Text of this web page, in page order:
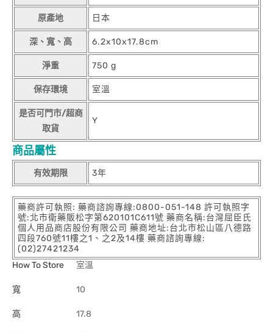
原產地 日本
深、寬、高 6.2x10x17.8cm
淨重 750 g
保存環境 室溫
是否可門市/超商
取貨
Y
商品屬性
有效期限 3年
藥商許可執照: 藥商諮詢專線:0800-051-148 許可執照字
號:北市衛藥販松字第620101C611號 藥商名稱:台灣屈臣氏
個人用品商店股份有限公司 藥商地址:台北市松山區八德路
四段760號11樓之1、之2及14樓 藥商諮詢專線:
(02)27421234
How To Store
室溫
寬 10
高 17.8